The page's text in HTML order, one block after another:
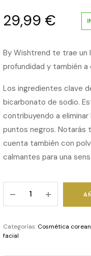
29,99 €
By Wishtrend te trae un
profundidad y también a
Los ingredientes clave
bicarbonato de sodio.
contribuyendo a
puntos negros. Notarás
cuenta también con
calmantes para una
Tea
Enzyme
Categorías: Cosmética
facial